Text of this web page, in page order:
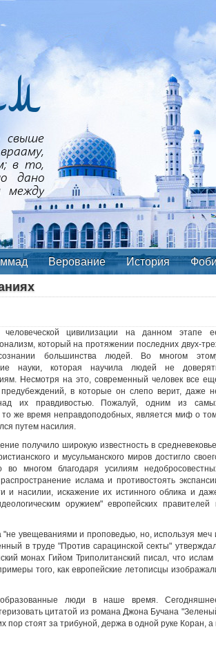
Верование История
человеческой цивилизации на данном этапе
который на протяжении последних двух-
большинства людей. Во многом
науки, которая научила людей не
Несмотря на это, современный человек все
в которые он слепо верит, даже
их правдивостью. Пожалуй, одним из
же время неправдоподобных, является миф о
путем насилия.
получило широкую известность в
и мусульманского миров достигло
во многом благодаря усилиям
ислама и противостоять
и насилии, искажение их истинного облика и
оружием" европейских правителей
увещеваниями и проповедью, но, используя меч
в труде "Против сарацинской секты"
монах Гийом Триполитанский писал, что ислам
того, как европейские летописцы
люди в наше время.
цитатой из романа Джона Бучана
стоят за трибуной, держа в одной руке Коран, а